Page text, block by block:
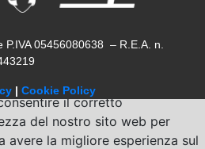
05456080638 – R.E.A. n.
| Cookie Policy
il corretto
del nostro sito web per
avere la migliore esperienza sul